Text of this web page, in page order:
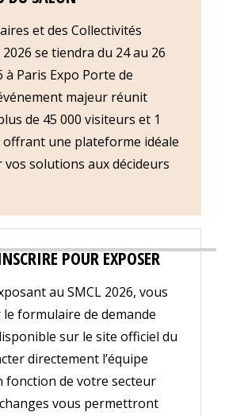
et des Collectivités
2026 se tiendra du 24 au 26
à Paris Expo Porte de
majeur réunit
de 45 000 visiteurs et 1
offrant une plateforme idéale
solutions aux décideurs
POUR EXPOSER
au SMCL 2026, vous
formulaire de demande
sur le site officiel du
directement l’équipe
fonction de votre secteur
vous permettront